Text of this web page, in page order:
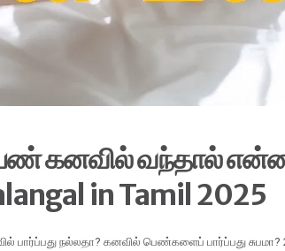
கனவில் வந்தால்
in Tamil 2025
நல்லதா? கனவில் பெண்களைப் பார்ப்பது சுபமா?